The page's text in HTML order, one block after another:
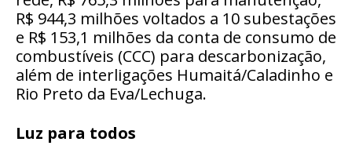
R$ 944,3 milhões voltados a 10 subestações
e R$ 153,1 milhões da conta de consumo de
combustíveis (CCC) para descarbonização,
além de interligações Humaitá/Caladinho e
Rio Preto da Eva/Lechuga.
Luz para todos